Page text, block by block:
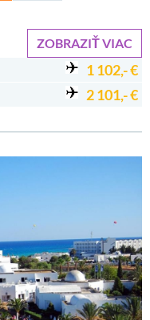
ZOBRAZIŤ VIAC
1 102,- €
2 101,- €